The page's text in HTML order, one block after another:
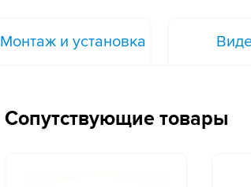
Монтаж и установка
Сопутствующие товары